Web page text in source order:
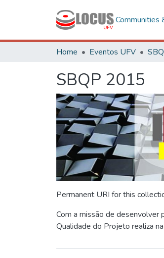
Communities
Home Eventos UFV
SBQP 2015
Permanent URI for this
Com a missão de desenvolver
Qualidade do Projeto realiza